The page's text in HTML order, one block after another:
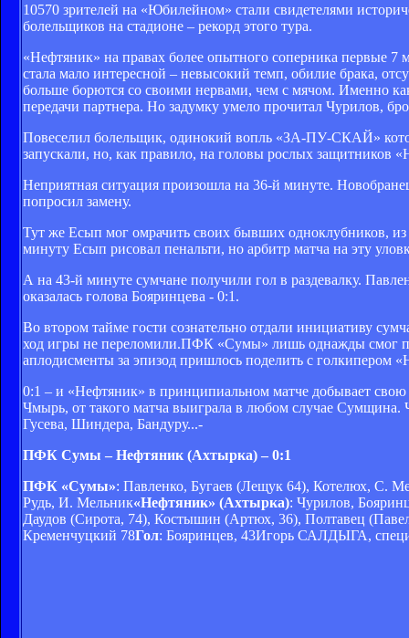
10570 зрителей на «Юбилейном» стали свидетелями
болельщиков на стадионе – рекорд этого тура.
«Нефтяник» на правах более опытного соперника первые
стала мало интересной – невысокий темп, обилие брака,
больше борются со своими нервами, чем с мячом. Именно
передачи партнера. Но задумку умело прочитал Чурилов,
Повеселил болельщик, одинокий вопль «ЗА-ПУ-СКАЙ»
запускали, но, как правило, на головы рослых защитников
Неприятная ситуация произошла на 36-й минуте.
попросил замену.
Тут же Есып мог омрачить своих бывших одноклубников,
минуту Есып рисовал пенальти, но арбитр матча на эту
А на 43-й минуте сумчане получили гол в раздевалку.
оказалась голова Бояринцева - 0:1.
Во втором тайме гости сознательно отдали инициативу
ход игры не переломили.ПФК «Сумы» лишь однажды смог
аплодисменты за эпизод пришлось поделить с
0:1 – и «Нефтяник» в принципиальном матче добывает
Чмырь, от такого матча выиграла в любом случае Сумщина.
Гусева, Шиндера, Бандуру...-
ПФК Сумы – Нефтяник (Ахтырка) – 0:1
ПФК «Сумы»: Павленко, Бугаев (Лещук 64), Котелюх, С.
Рудь, И. Мельник«Нефтяник» (Ахтырка): Чурилов,
Даудов (Сирота, 74), Костышин (Артюх, 36), Полтавец
Кременчуцкий 78Гол: Бояринцев, 43Игорь САЛДЫГА,